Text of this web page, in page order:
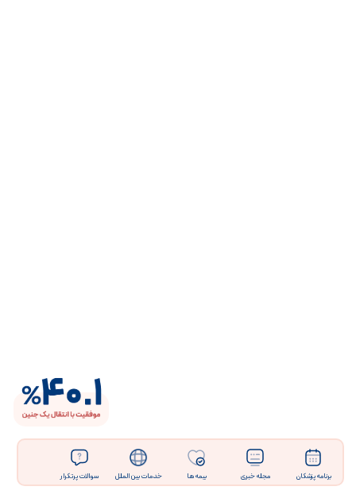
برنامه پزشکان مجله خبری بیمه ها خدمات بین الملل سوالات پرتکرار